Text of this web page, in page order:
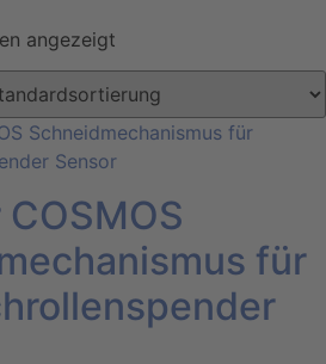
angezeigt
für